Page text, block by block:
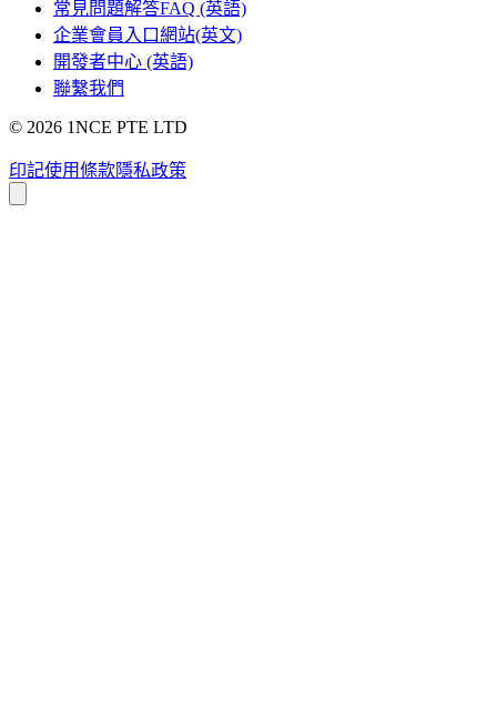
常見問題解答FAQ (英語)
企業會員入口網站(英文)
開發者中心 (英語)
聯繫我們
© 2026 1NCE PTE LTD
印記使用條款隱私政策